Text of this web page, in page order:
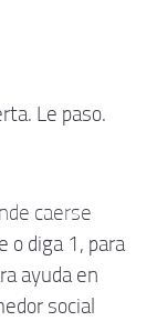
Le paso.
caerse
o diga 1, para
ayuda en
social